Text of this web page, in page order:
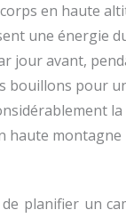
en haute
une énergie
jour avant,
bouillons pour
haute
planifier un